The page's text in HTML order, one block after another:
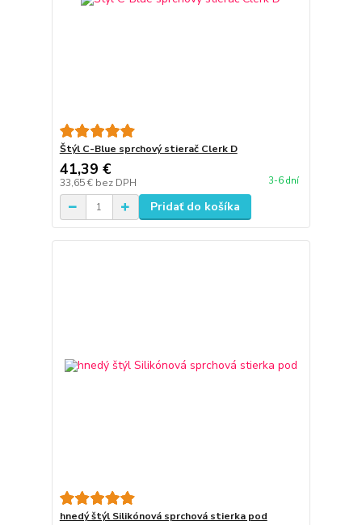
Štýl C-Blue sprchový stierač Clerk D
41,39 €
33,65 € bez DPH 3-6 dní
Pridať do košíka
hnedý štýl Silikónová sprchová stierka pod